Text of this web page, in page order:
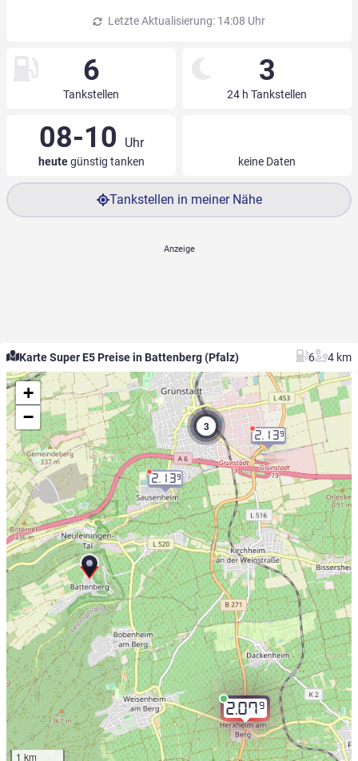
Letzte Aktualisierung: 14:08 Uhr
6
Tankstellen
3
24 h Tankstellen
08-10 Uhr
heutegünstig tanken keine Daten
Tankstellen in meiner Nähe
Karte Super E5 Preise in Battenberg (Pfalz) 6 4 km
2.079
2.139
2.139
3
+
−
1 km